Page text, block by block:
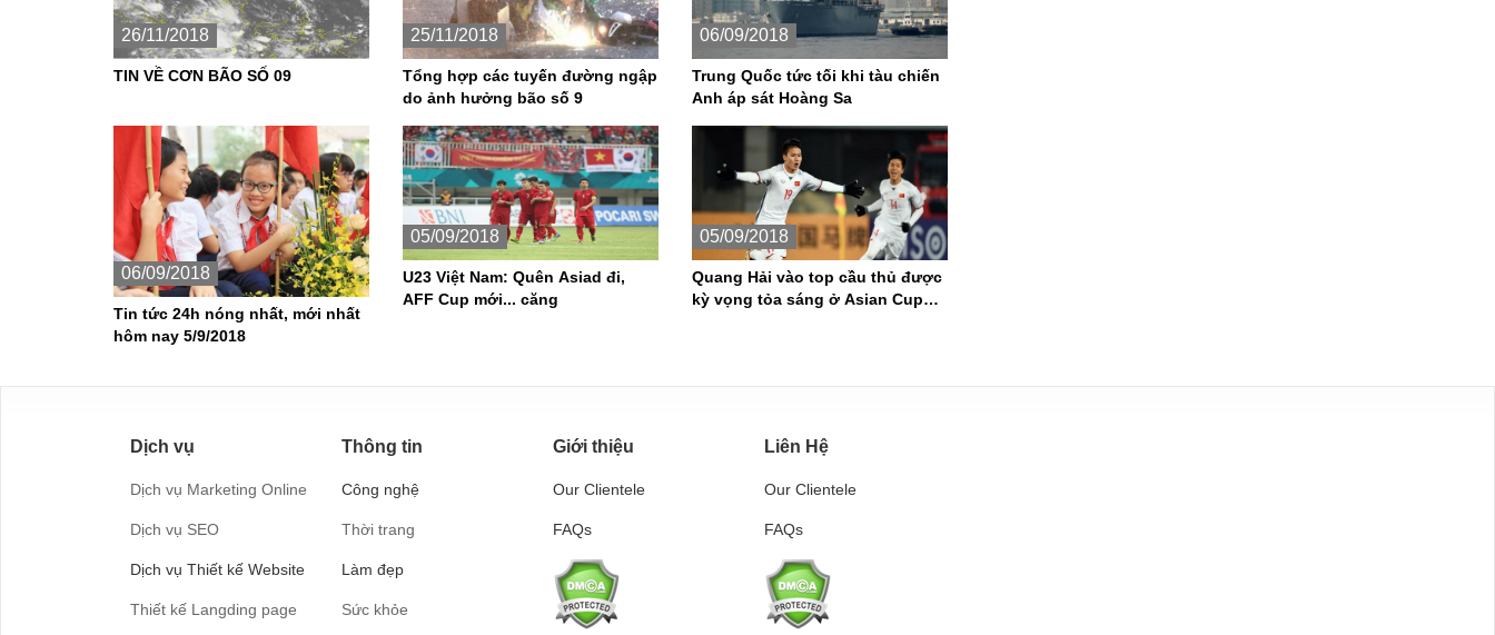
26/11/2018
TIN VỀ CƠN BÃO SỐ 09
25/11/2018
Tổng hợp các tuyến đường ngập
do ảnh hưởng bão số 9
06/09/2018
Trung Quốc tức tối khi tàu chiến
Anh áp sát Hoàng Sa
06/09/2018
Tin tức 24h nóng nhất, mới nhất
hôm nay 5/9/2018
05/09/2018
U23 Việt Nam: Quên Asiad đi,
AFF Cup mới... căng
05/09/2018
Quang Hải vào top cầu thủ được
kỳ vọng tỏa sáng ở Asian Cup
Dịch vụ
Dịch vụ Marketing Online
Dịch vụ SEO
Dịch vụ Thiết kế Website
Thiết kế Langding page
Thông tin
Công nghệ
Thời trang
Làm đẹp
Sức khỏe
Giới thiệu
Our Clientele
FAQs
Liên Hệ
Our Clientele
FAQs